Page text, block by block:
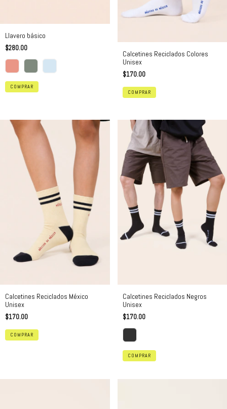
Llavero básico
$280.00
COMPRAR
Calcetines Reciclados Colores
Unisex
$170.00
Calcetines Reciclados México
Unisex
$170.00
Calcetines Reciclados Negros
Unisex
$170.00
COMPRAR